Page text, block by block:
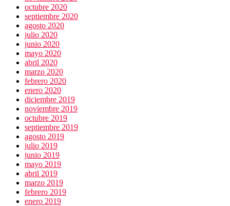
octubre 2020
septiembre 2020
agosto 2020
julio 2020
junio 2020
mayo 2020
abril 2020
marzo 2020
febrero 2020
enero 2020
diciembre 2019
noviembre 2019
octubre 2019
septiembre 2019
agosto 2019
julio 2019
junio 2019
mayo 2019
abril 2019
marzo 2019
febrero 2019
enero 2019